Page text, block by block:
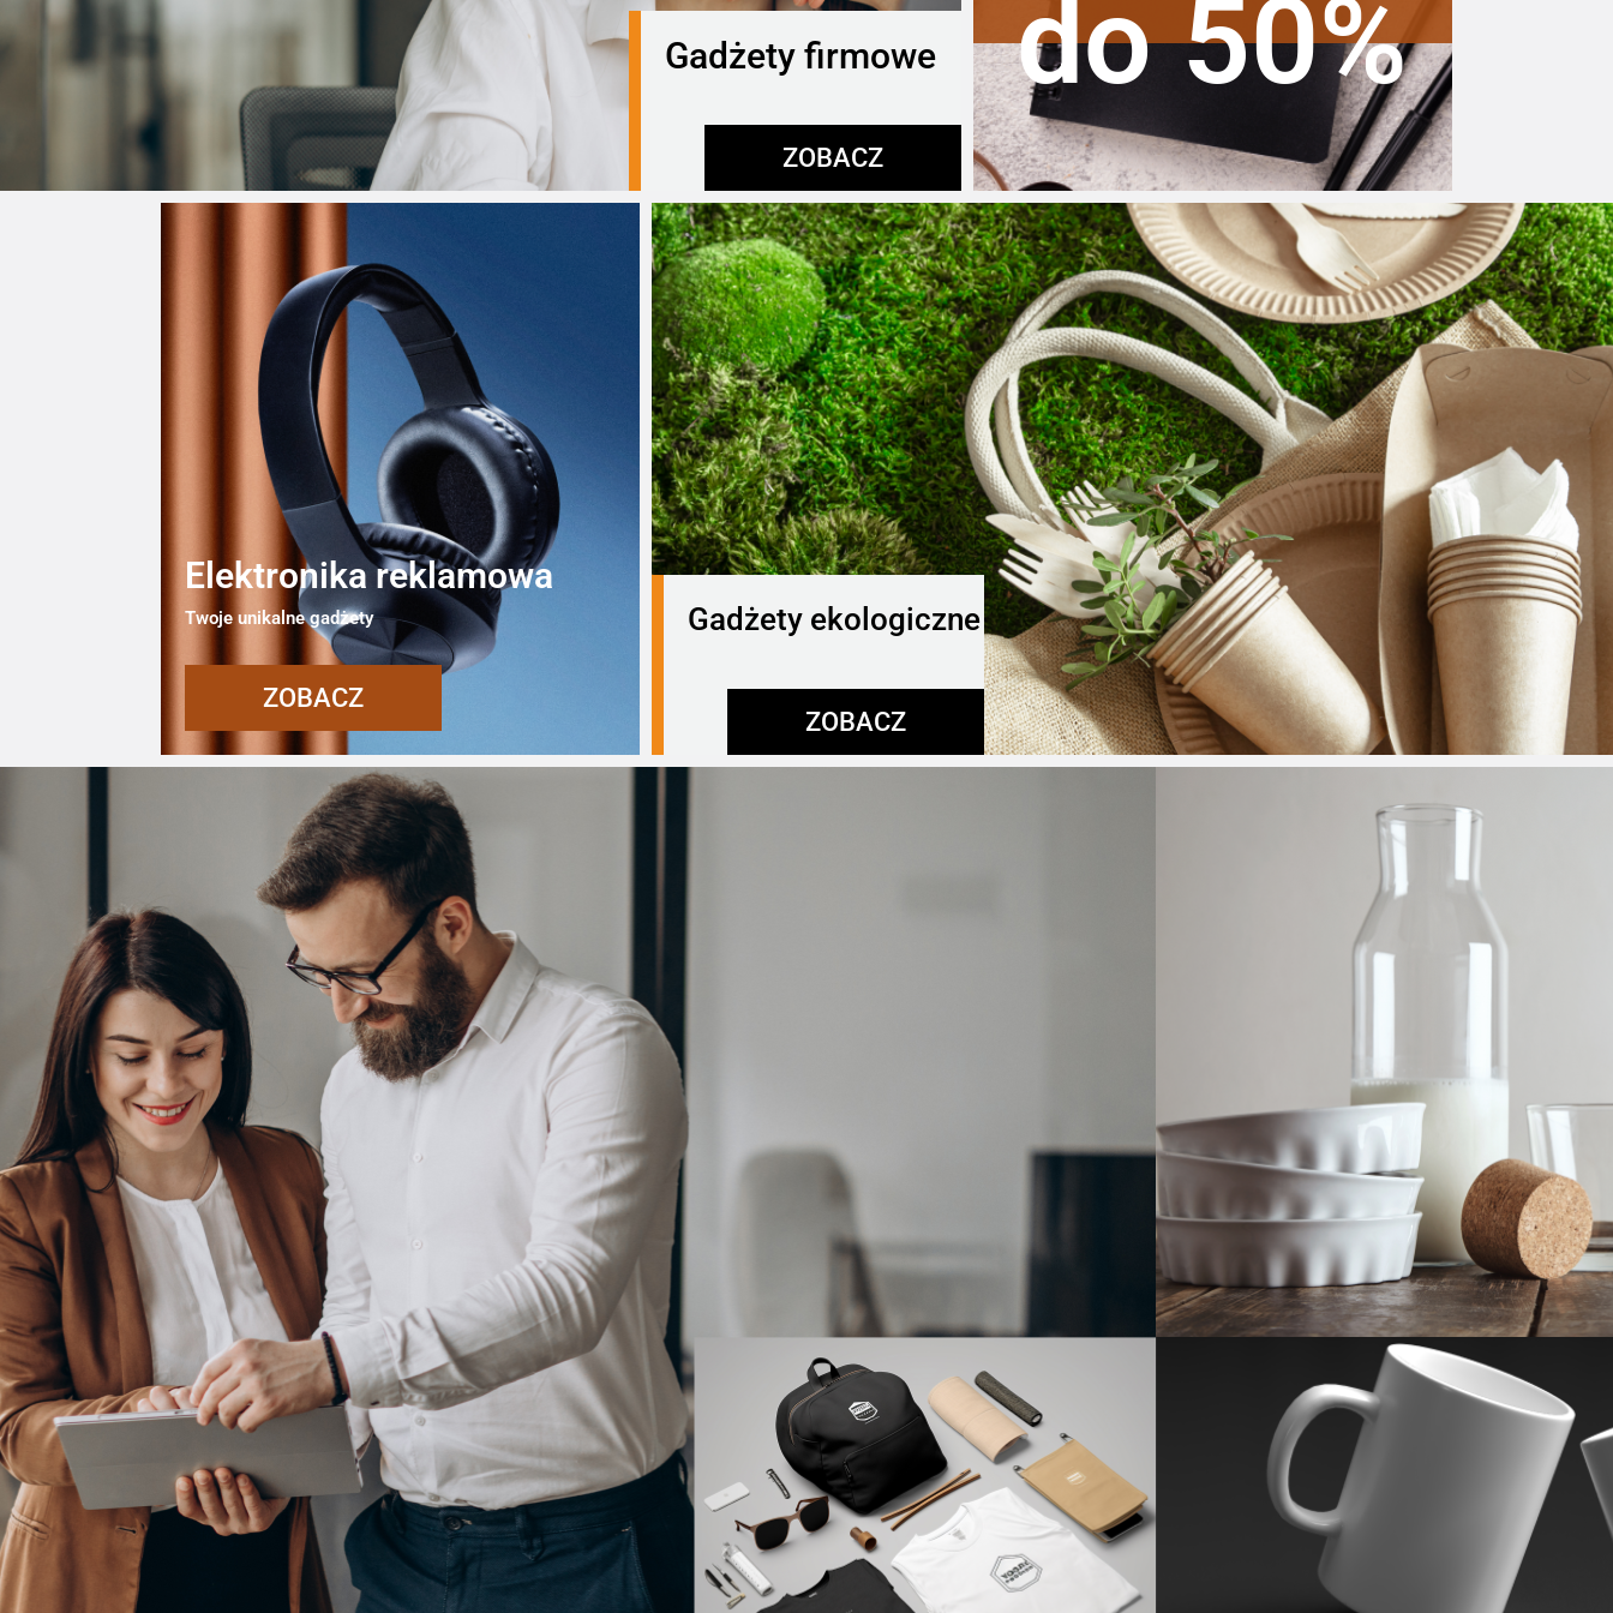
Gadżety firmowe
ZOBACZ
do 50%
Elektronika reklamowa
Twoje unikalne gadżety
ZOBACZ
Gadżety ekologiczne
ZOBACZ